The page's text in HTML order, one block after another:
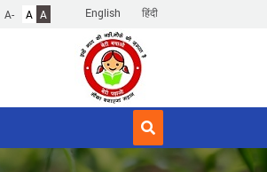
English हिंदी
A- A A